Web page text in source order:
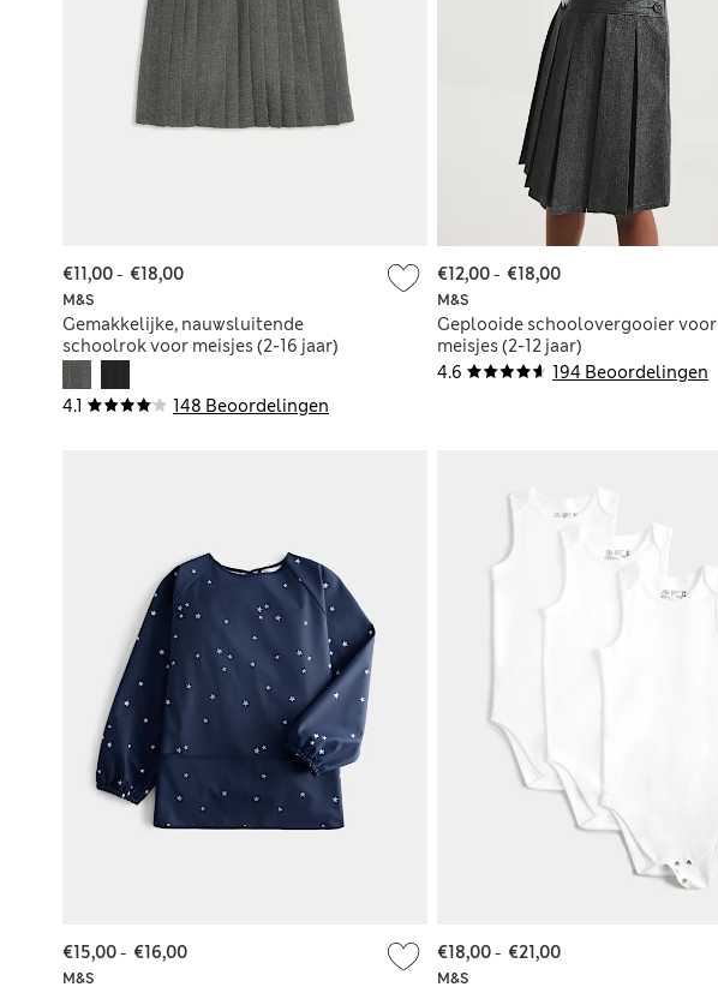
4.1 148 Beoordelingen
M&S
Gemakkelijke, nauwsluitende
schoolrok voor meisjes (2-16 jaar)
€11,00- €18,00
4.6 194 Beoordelingen
M&S
Geplooide schoolovergooier voor
meisjes (2-12 jaar)
€12,00- €18,00
M&S
€15,00- €16,00
M&S
€18,00- €21,00